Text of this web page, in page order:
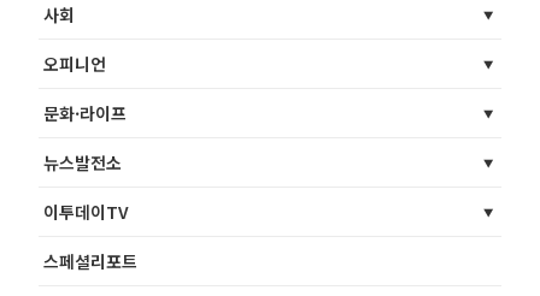
사회
오피니언
문화·라이프
뉴스발전소
이투데이TV
스페셜리포트